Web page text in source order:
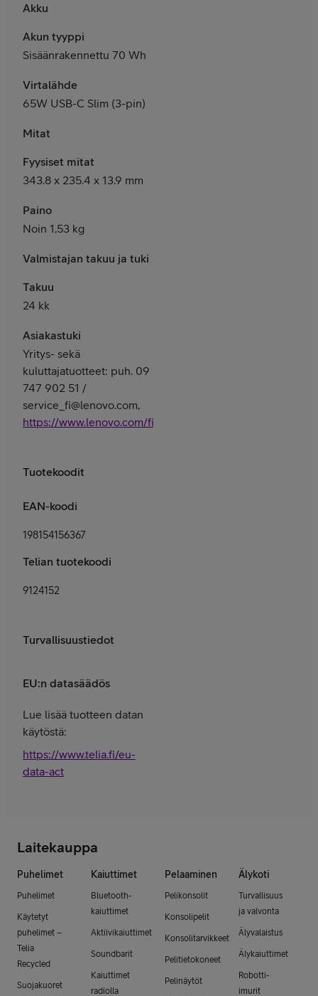
Akku
Akun tyyppi
Sisäänrakennettu 70 Wh
Virtalähde
65W USB-C Slim (3-pin)
Mitat
Fyysiset mitat
343.8 x 235.4 x 13.9 mm
Paino
Noin 1,53 kg
Valmistajan takuu ja tuki
Takuu
24 kk
Asiakastuki
Yritys- sekä
kuluttajatuotteet: puh. 09
747 902 51 /
service_fi@lenovo.com,
https://www.lenovo.com/fi/fi/services
Tuotekoodit
EAN-koodi
198154156367
Telian tuotekoodi
9124152
Turvallisuustiedot
EU:n datasäädös
Lue lisää tuotteen datan
käytöstä:
https://www.telia.fi/eu-
data-act
Laitekauppa
Puhelimet
Puhelimet
Käytetyt
puhelimet –
Telia
Recycled
Suojakuoret
Kaiuttimet
Bluetooth-
kaiuttimet
Aktiivikaiuttimet
Soundbarit
Kaiuttimet
radiolla
Pelaaminen
Pelikonsolit
Konsolipelit
Konsolitarvikkeet
Pelitietokoneet
Pelinäytöt
Älykoti
Turvallisuus
ja valvonta
Älyvalaistus
Älykaiuttimet
Robotti-
imurit